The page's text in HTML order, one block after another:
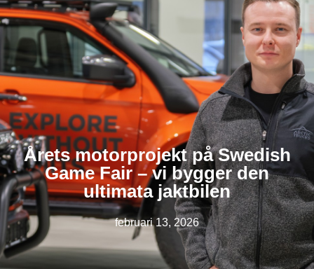
Årets motorprojekt på Swedish
Game Fair – vi bygger den
ultimata jaktbilen
februari 13, 2026